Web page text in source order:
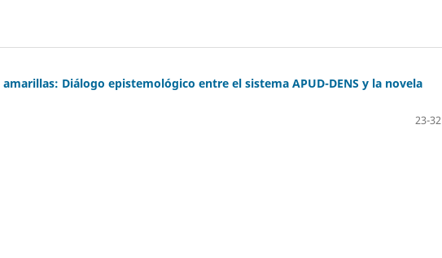
Diálogo epistemológico entre el sistema APUD-DENS y la novela
23-32